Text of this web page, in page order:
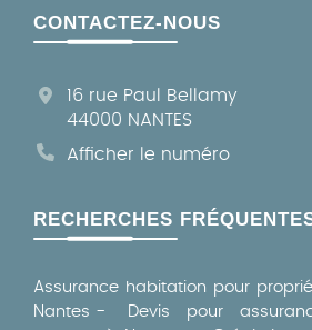
CONTACTEZ-NOUS
16 rue Paul Bellamy
44000 NANTES
Afficher le numéro
RECHERCHES
Assurance habitation pour
Nantes
Devis pour